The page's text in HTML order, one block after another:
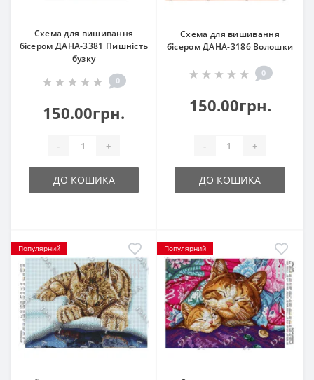
Схема для вишивання
бісером ДАНА-3381 Пишність
бузку
0
150.00грн.
- +
ДО КОШИКА
Схема для вишивання
бісером ДАНА-3186 Волошки
0
150.00грн.
- +
ДО КОШИКА
Популярний Популярний